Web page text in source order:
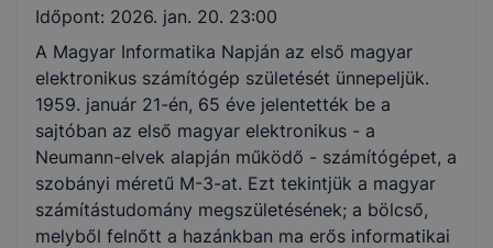
Időpont: 2026. jan. 20. 23:00
A Magyar Informatika Napján az első magyar
elektronikus számítógép születését ünnepeljük.
1959. január 21-én, 65 éve jelentették be a
sajtóban az első magyar elektronikus - a
Neumann-elvek alapján működő - számítógépet, a
szobányi méretű M-3-at. Ezt tekintjük a magyar
számítástudomány megszületésének; a bölcső,
melyből felnőtt a hazánkban ma erős informatikai